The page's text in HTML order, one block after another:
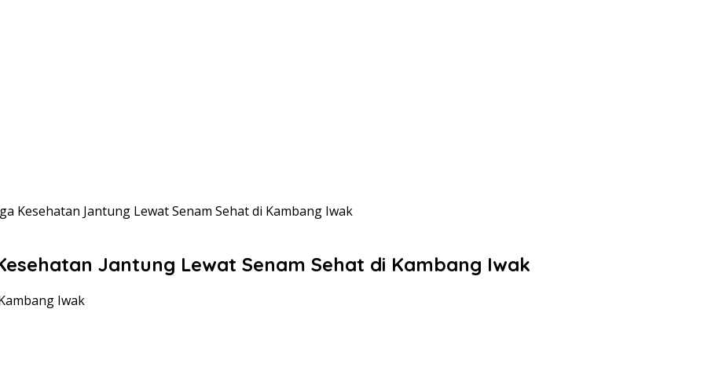
Kesehatan Jantung Lewat Senam Sehat di Kambang Iwak
Jantung Lewat Senam Sehat di Kambang Iwak
Iwak